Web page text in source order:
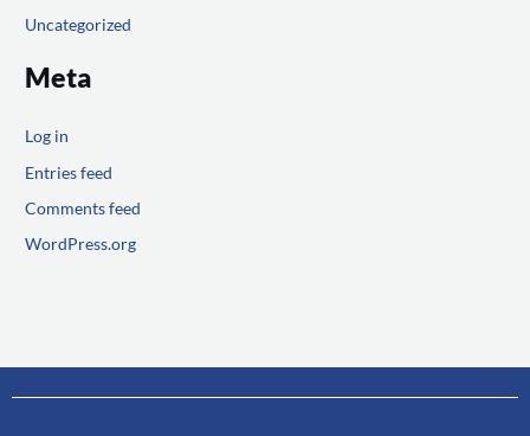
Uncategorized
Meta
Log in
Entries feed
Comments feed
WordPress.org